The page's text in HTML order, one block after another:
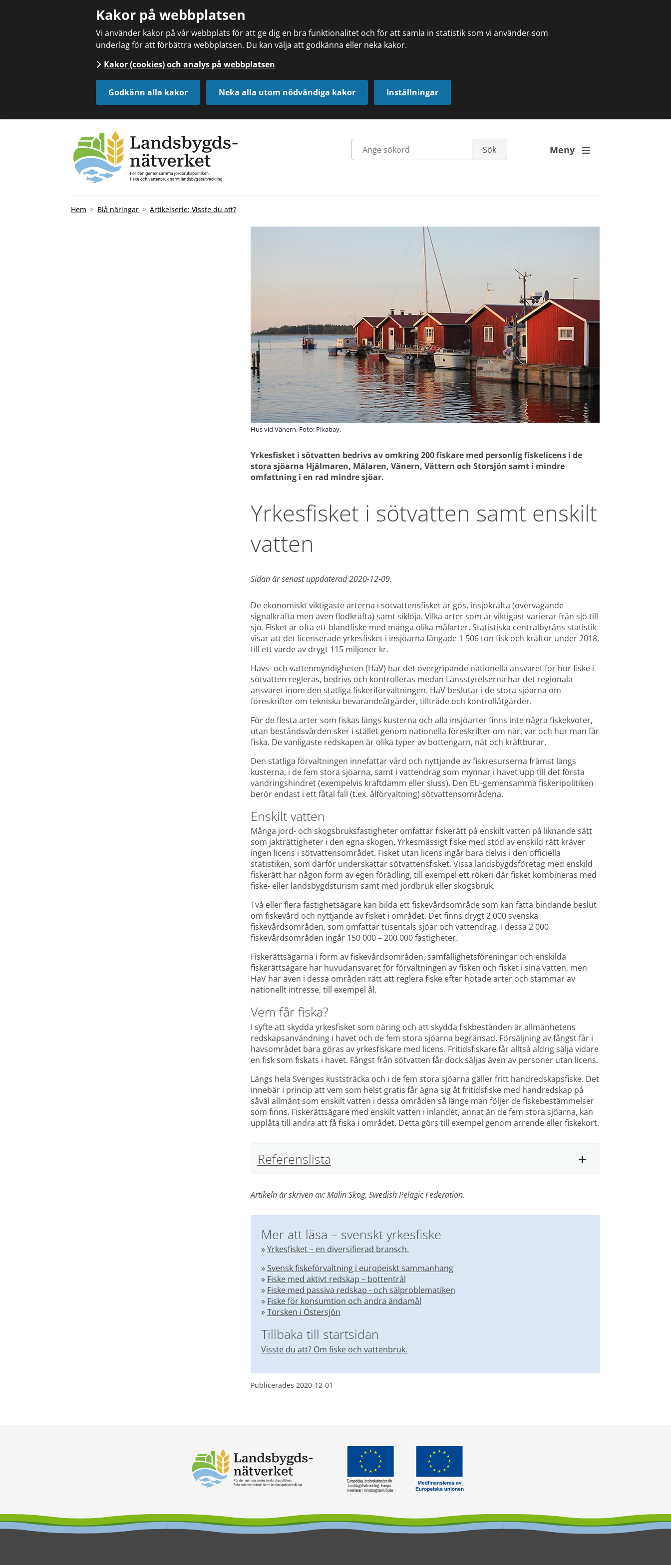
Kakor på webbplatsen
Vi använder kakor på vår webbplats för att ge dig en bra funktionalitet och för att samla in statistik som vi använder som
underlag för att förbättra webbplatsen. Du kan välja att godkänna eller neka kakor.
Kakor (cookies) och analys på webbplatsen
Godkänn alla kakor Neka alla utom nödvändiga kakor Inställningar
Meny 
Hem Blå näringar Artikelserie: Visste du att?
Hus vid Vänern. Foto: Pixabay.
Yrkesfisket i sötvatten bedrivs av omkring 200 fiskare med personlig fiskelicens i de
stora sjöarna Hjälmaren, Mälaren, Vänern, Vättern och Storsjön samt i mindre
omfattning i en rad mindre sjöar.
Yrkesfisket i sötvatten samt enskilt
vatten
Sidan är senast uppdaterad 2020-12-09.
De ekonomiskt viktigaste arterna i sötvattensfisket är gös, insjökräfta (övervägande
signalkräfta men även flodkräfta) samt siklöja. Vilka arter som är viktigast varierar från sjö till
sjö. Fisket är ofta ett blandfiske med många olika målarter. Statistiska centralbyråns statistik
visar att det licenserade yrkesfisket i insjöarna fångade 1 506 ton fisk och kräftor under 2018,
till ett värde av drygt 115 miljoner kr.
Havs- och vattenmyndigheten (HaV) har det övergripande nationella ansvaret för hur fiske i
sötvatten regleras, bedrivs och kontrolleras medan Länsstyrelserna har det regionala
ansvaret inom den statliga fiskeriförvaltningen. HaV beslutar i de stora sjöarna om
föreskrifter om tekniska bevarandeåtgärder, tillträde och kontrollåtgärder.
För de flesta arter som fiskas längs kusterna och alla insjöarter finns inte några fiskekvoter,
utan beståndsvården sker i stället genom nationella föreskrifter om när, var och hur man får
fiska. De vanligaste redskapen är olika typer av bottengarn, nät och kräftburar.
Den statliga förvaltningen innefattar vård och nyttjande av fiskresurserna främst längs
kusterna, i de fem stora sjöarna, samt i vattendrag som mynnar i havet upp till det första
vandringshindret (exempelvis kraftdamm eller sluss). Den EU-gemensamma fiskeripolitiken
berör endast i ett fåtal fall (t.ex. ålförvaltning) sötvattensområdena.
Enskilt vatten
Många jord- och skogsbruksfastigheter omfattar fiskerätt på enskilt vatten på liknande sätt
som jakträttigheter i den egna skogen. Yrkesmässigt fiske med stöd av enskild rätt kräver
ingen licens i sötvattensområdet. Fisket utan licens ingår bara delvis i den officiella
statistiken, som därför underskattar sötvattensfisket. Vissa landsbygdsföretag med enskild
fiskerätt har någon form av egen förädling, till exempel ett rökeri där fisket kombineras med
fiske- eller landsbygdsturism samt med jordbruk eller skogsbruk.
Två eller flera fastighetsägare kan bilda ett fiskevårdsområde som kan fatta bindande beslut
om fiskevård och nyttjande av fisket i området. Det finns drygt 2 000 svenska
fiskevårdsområden, som omfattar tusentals sjöar och vattendrag. I dessa 2 000
fiskevårdsområden ingår 150 000 – 200 000 fastigheter.
Fiskerättsägarna i form av fiskevårdsområden, samfällighetsföreningar och enskilda
fiskerättsägare har huvudansvaret för förvaltningen av fisken och fisket i sina vatten, men
HaV har även i dessa områden rätt att reglera fiske efter hotade arter och stammar av
nationellt intresse, till exempel ål.
Vem får fiska?
I syfte att skydda yrkesfisket som näring och att skydda fiskbestånden är allmänhetens
redskapsanvändning i havet och de fem stora sjöarna begränsad. Försäljning av fångst får i
havsområdet bara göras av yrkesfiskare med licens. Fritidsfiskare får alltså aldrig sälja vidare
en fisk som fiskats i havet. Fångst från sötvatten får dock säljas även av personer utan licens.
Längs hela Sveriges kuststräcka och i de fem stora sjöarna gäller fritt handredskapsfiske. Det
innebär i princip att vem som helst gratis får ägna sig åt fritidsfiske med handredskap på
såväl allmänt som enskilt vatten i dessa områden så länge man följer de fiskebestämmelser
som finns. Fiskerättsägare med enskilt vatten i inlandet, annat än de fem stora sjöarna, kan
upplåta till andra att få fiska i området. Detta görs till exempel genom arrende eller fiskekort.
Referenslista
Artikeln är skriven av: Malin Skog, Swedish Pelagic Federation.
Mer att läsa – svenskt yrkesfiske
» Yrkesfisket – en diversifierad bransch.
» Svensk fiskeförvaltning i europeiskt sammanhang
» Fiske med aktivt redskap – bottentrål
» Fiske med passiva redskap - och sälproblematiken
» Fiske för konsumtion och andra ändamål
» Torsken i Östersjön
Tillbaka till startsidan
Visste du att? Om fiske och vattenbruk.
Publicerades 2020-12-01